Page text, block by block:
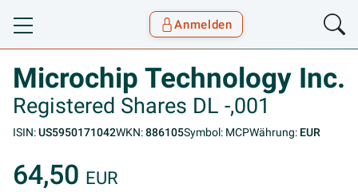
Toggle navigation
Anmelden
Microchip Technology Inc.
Registered Shares DL -,001
ISIN:US5950171042WKN:886105Symbol: MCPWährung: EUR
64,50 EUR